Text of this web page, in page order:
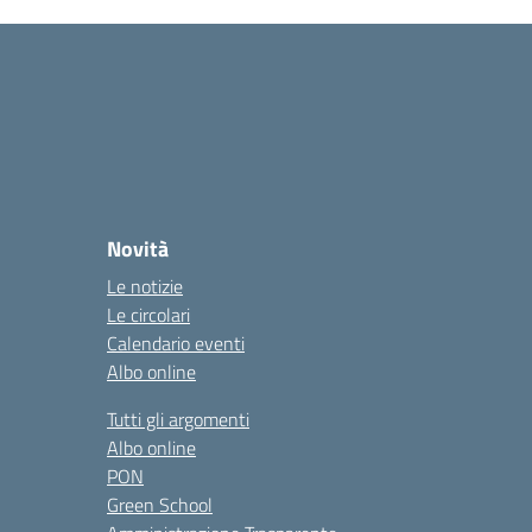
Novità
Le notizie
Le circolari
Calendario eventi
Albo online
Tutti gli argomenti
Albo online
PON
Green School